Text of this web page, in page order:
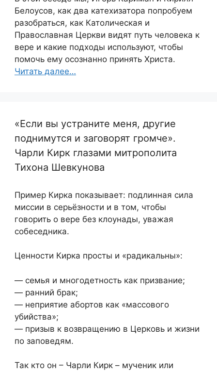
Белоусов, как два катехизатора попробуем
разобраться, как Католическая и
Православная Церкви видят путь человека к
вере и какие подходы используют, чтобы
помочь ему осознанно принять Христа.
Читать далее…
«Если вы устраните меня, другие
поднимутся и заговорят громче».
Чарли Кирк глазами митрополита
Тихона Шевкунова
Пример Кирка показывает: подлинная сила
миссии в серьёзности и в том, чтобы
говорить о вере без клоунады, уважая
собеседника.
Ценности Кирка просты и «радикальны»:
— семья и многодетность как призвание;
— ранний брак;
— неприятие абортов как «массового
убийства»;
— призыв к возвращению в Церковь и жизни
по заповедям.
Так кто он – Чарли Кирк – мученик или